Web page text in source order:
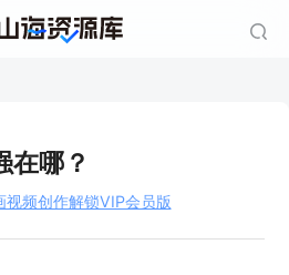
在哪？
视频创作解锁VIP会员版